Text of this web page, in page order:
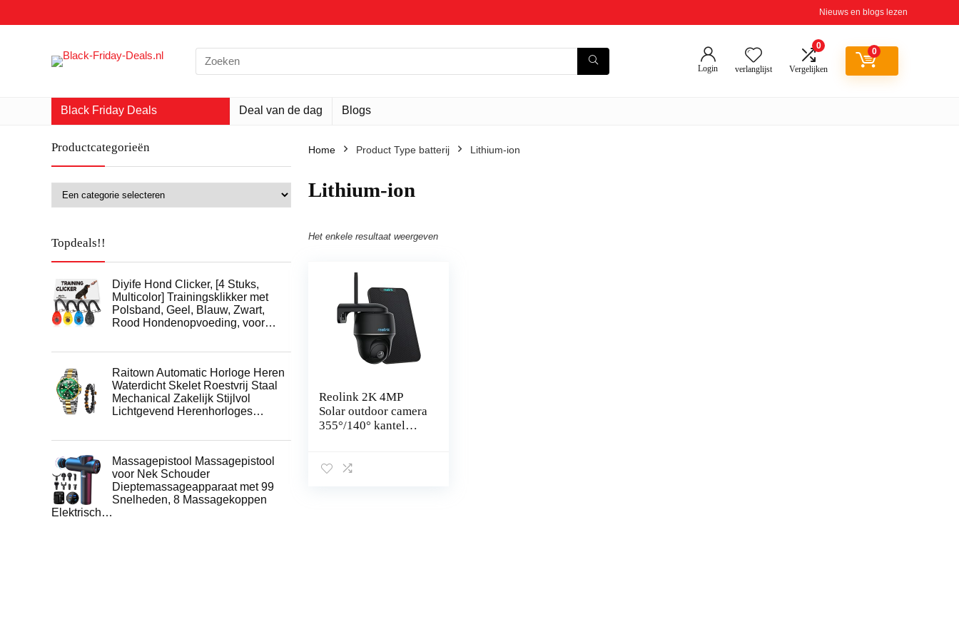
Nieuws en blogs lezen
Search
for:
Login verlanglijst
0
Vergelijken
0
Black Friday Deals Deal van de dag Blogs
Productcategorieën
Topdeals!!
Diyife Hond Clicker, [4 Stuks,
Multicolor] Trainingsklikker met
Polsband, Geel, Blauw, Zwart,
Rood Hondenopvoeding, voor…
Raitown Automatic Horloge Heren
Waterdicht Skelet Roestvrij Staal
Mechanical Zakelijk Stijlvol
Lichtgevend Herenhorloges…
Massagepistool Massagepistool
voor Nek Schouder
Dieptemassageapparaat met 99
Snelheden, 8 Massagekoppen
Elektrisch…
Home Product Type batterij ‎Lithium-ion
‎Lithium-ion
Het enkele resultaat weergeven
Reolink 2K 4MP
Solar outdoor camera
355°/140° kantel
persoon/voertuigdete